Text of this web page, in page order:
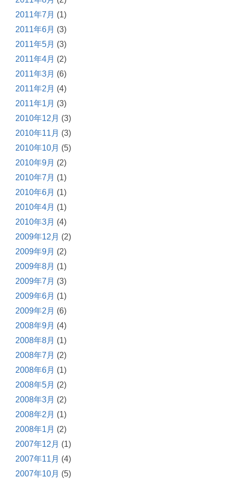
2011年7月 (1)
2011年6月 (3)
2011年5月 (3)
2011年4月 (2)
2011年3月 (6)
2011年2月 (4)
2011年1月 (3)
2010年12月 (3)
2010年11月 (3)
2010年10月 (5)
2010年9月 (2)
2010年7月 (1)
2010年6月 (1)
2010年4月 (1)
2010年3月 (4)
2009年12月 (2)
2009年9月 (2)
2009年8月 (1)
2009年7月 (3)
2009年6月 (1)
2009年2月 (6)
2008年9月 (4)
2008年8月 (1)
2008年7月 (2)
2008年6月 (1)
2008年5月 (2)
2008年3月 (2)
2008年2月 (1)
2008年1月 (2)
2007年12月 (1)
2007年11月 (4)
2007年10月 (5)